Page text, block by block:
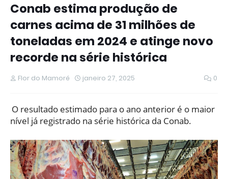
Conab estima produção de
carnes acima de 31 milhões de
toneladas em 2024 e atinge novo
recorde na série histórica
Flor do Mamoré janeiro 27, 2025 0
O resultado estimado para o ano anterior é o maior
nível já registrado na série histórica da Conab.